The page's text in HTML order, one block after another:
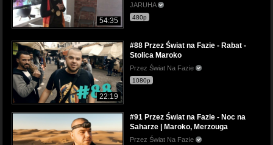
54:35
JARUHA
480p
22:19
#88 Przez Świat na Fazie - Rabat -
Stolica Maroko
Przez Świat Na Fazie
1080p
#91 Przez Świat na Fazie - Noc na
Saharze | Maroko, Merzouga
Przez Świat Na Fazie